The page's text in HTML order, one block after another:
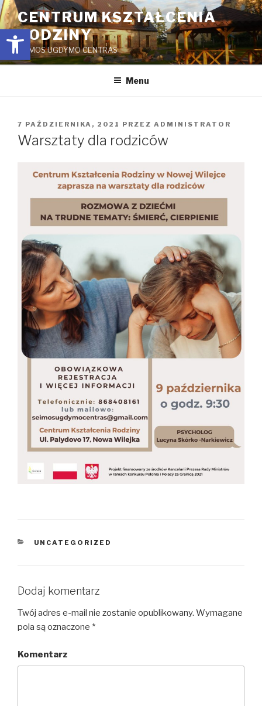
Open toolbar
Przejdź
do
treści
CENTRUM KSZTAŁCENIA
RODZINY
ŠEIMOS UGDYMO CENTRAS
Menu
OPUBLIKOWANE
W
7 PAŹDZIERNIKA, 2021 PRZEZ ADMINISTRATOR
Warsztaty dla rodziców
KATEGORIE
UNCATEGORIZED
Dodaj komentarz
Twój adres e-mail nie zostanie opublikowany. Wymagane
pola są oznaczone *
Komentarz